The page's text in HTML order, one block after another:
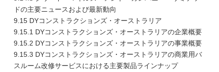
ドの主要ニュースおよび最新動向
9.15 DYコンストラクションズ・オーストラリア
9.15.1 DYコンストラクションズ・オーストラリアの企業概要
9.15.2 DYコンストラクションズ・オーストラリアの事業概要
9.15.3 DYコンストラクションズ・オーストラリアの商業用バ
スルーム改修サービスにおける主要製品ラインナップ